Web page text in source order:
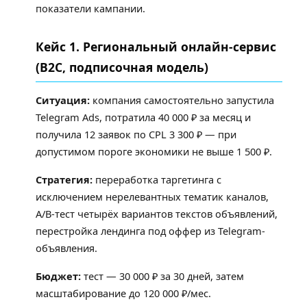
показатели кампании.
Кейс 1. Региональный онлайн-сервис
(B2C, подписочная модель)
Ситуация: компания самостоятельно запустила
Telegram Ads, потратила 40 000 ₽ за месяц и
получила 12 заявок по CPL 3 300 ₽ — при
допустимом пороге экономики не выше 1 500 ₽.
Стратегия: переработка таргетинга с
исключением нерелевантных тематик каналов,
A/B-тест четырёх вариантов текстов объявлений,
перестройка лендинга под оффер из Telegram-
объявления.
Бюджет: тест — 30 000 ₽ за 30 дней, затем
масштабирование до 120 000 ₽/мес.